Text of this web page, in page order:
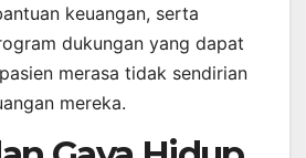
keuangan, serta
dukungan yang dapat
merasa tidak sendirian
mereka.